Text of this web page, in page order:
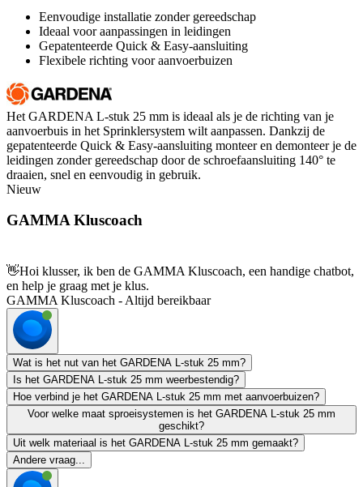
Eenvoudige installatie zonder gereedschap
Ideaal voor aanpassingen in leidingen
Gepatenteerde Quick & Easy-aansluiting
Flexibele richting voor aanvoerbuizen
Het GARDENA L-stuk 25 mm is ideaal als je de richting van je
aanvoerbuis in het Sprinklersystem wilt aanpassen. Dankzij de
gepatenteerde Quick & Easy-aansluiting monteer en demonteer je de
leidingen zonder gereedschap door de schroefaansluiting 140° te
draaien, snel en eenvoudig in gebruik.
Nieuw
GAMMA Kluscoach
👋Hoi klusser, ik ben de GAMMA Kluscoach, een handige chatbot,
en help je graag met je klus.
GAMMA Kluscoach - Altijd bereikbaar
Wat is het nut van het GARDENA L-stuk 25 mm?
Is het GARDENA L-stuk 25 mm weerbestendig?
Hoe verbind je het GARDENA L-stuk 25 mm met aanvoerbuizen?
Voor welke maat sproeisystemen is het GARDENA L-stuk 25 mm
geschikt?
Uit welk materiaal is het GARDENA L-stuk 25 mm gemaakt?
Andere vraag...